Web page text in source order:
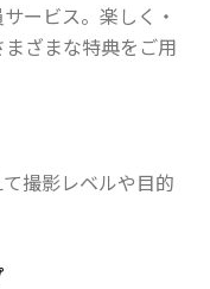
ービス。楽しく・
ざまな特典をご用
撮影レベルや目的